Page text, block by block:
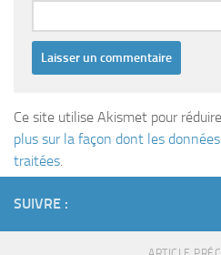
Ce site utilise Akismet pour
plus sur la façon dont les
traitées.
SUIVRE :